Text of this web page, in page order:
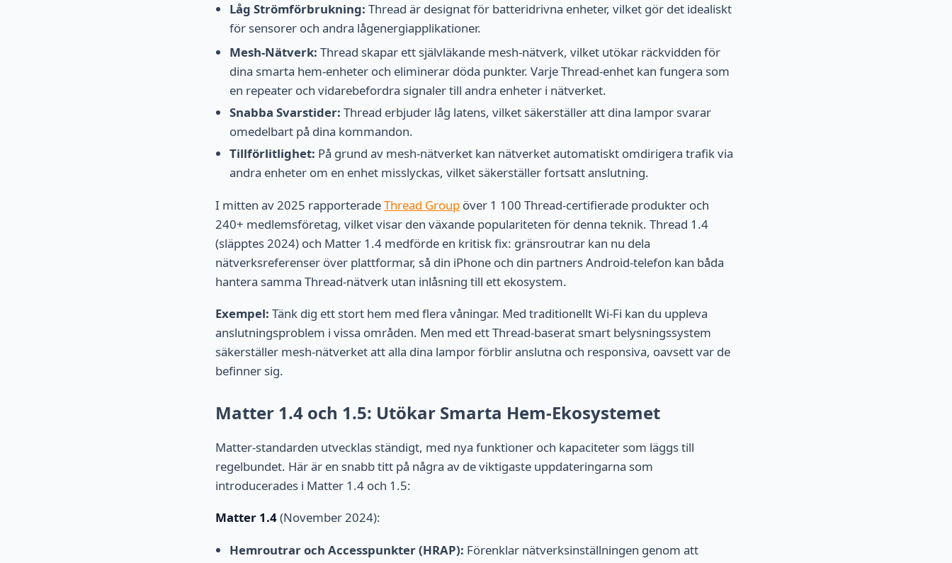
Låg Strömförbrukning: Thread är designat för batteridrivna enheter, vilket gör det idealiskt
för sensorer och andra lågenergiapplikationer.
Mesh-Nätverk: Thread skapar ett självläkande mesh-nätverk, vilket utökar räckvidden för
dina smarta hem-enheter och eliminerar döda punkter. Varje Thread-enhet kan fungera som
en repeater och vidarebefordra signaler till andra enheter i nätverket.
Snabba Svarstider: Thread erbjuder låg latens, vilket säkerställer att dina lampor svarar
omedelbart på dina kommandon.
Tillförlitlighet: På grund av mesh-nätverket kan nätverket automatiskt omdirigera trafik via
andra enheter om en enhet misslyckas, vilket säkerställer fortsatt anslutning.
I mitten av 2025 rapporteradeThread Group över 1 100 Thread-certifierade produkter och
240+ medlemsföretag, vilket visar den växande populariteten för denna teknik. Thread 1.4
(släpptes 2024) och Matter 1.4 medförde en kritisk fix: gränsroutrar kan nu dela
nätverksreferenser över plattformar, så din iPhone och din partners Android-telefon kan båda
hantera samma Thread-nätverk utan inlåsning till ett ekosystem.
Exempel: Tänk dig ett stort hem med flera våningar. Med traditionellt Wi-Fi kan du uppleva
anslutningsproblem i vissa områden. Men med ett Thread-baserat smart belysningssystem
säkerställer mesh-nätverket att alla dina lampor förblir anslutna och responsiva, oavsett var de
befinner sig.
Matter 1.4 och 1.5: Utökar Smarta Hem-Ekosystemet
Matter-standarden utvecklas ständigt, med nya funktioner och kapaciteter som läggs till
regelbundet. Här är en snabb titt på några av de viktigaste uppdateringarna som
introducerades i Matter 1.4 och 1.5:
Matter 1.4(November 2024):
Hemroutrar och Accesspunkter (HRAP): Förenklar nätverksinställningen genom att